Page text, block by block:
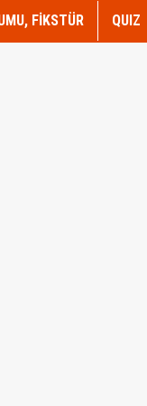
FİKSTÜR QUIZ